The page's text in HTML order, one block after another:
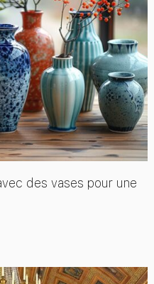
des vases pour une